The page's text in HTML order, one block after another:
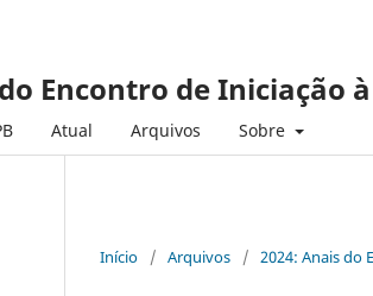
Encontro de Iniciação
Atual Arquivos Sobre
Início / Arquivos / 2024: Anais do